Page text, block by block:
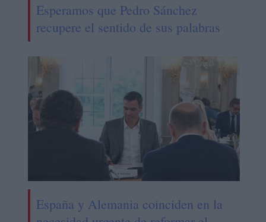
Esperamos que Pedro Sánchez
recupere el sentido de sus palabras
España y Alemania coinciden en la